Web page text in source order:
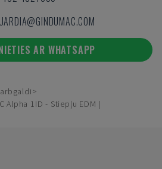
AR WHATSAPP
Alpha 1ID - Stiepļu EDM |